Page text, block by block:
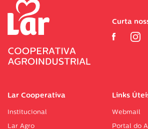
Lar Cooperativa
Institucional
Lar Agro
Links
Webmail
Portal do
Curta